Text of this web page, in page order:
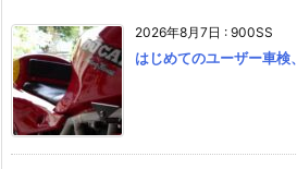
2026年8月7日 : 900SS
はじめてのユーザー車検